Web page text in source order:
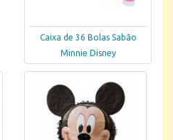
Caixa de 36 Bolas Sabão
Minnie Disney